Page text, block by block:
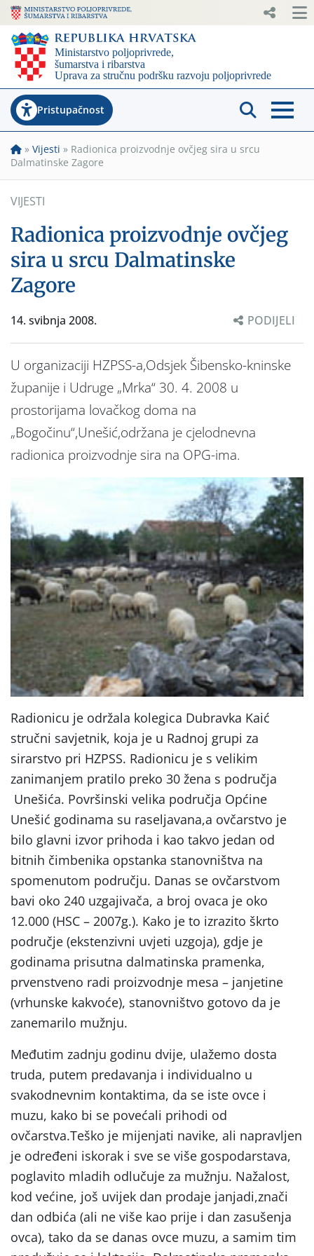
Pristupačnost
» Vijesti » Radionica proizvodnje ovčjeg sira u srcu
Dalmatinske Zagore
VIJESTI
Radionica proizvodnje ovčjeg
sira u srcu Dalmatinske
Zagore
14. svibnja 2008. PODIJELI
U organizaciji HZPSS-a,Odsjek Šibensko-kninske
županije i Udruge „Mrka“ 30. 4. 2008 u
prostorijama lovačkog doma na
„Bogočinu“,Unešić,održana je cjelodnevna
radionica proizvodnje sira na OPG-ima.
Radionicu je održala kolegica Dubravka Kaić
stručni savjetnik, koja je u Radnoj grupi za
sirarstvo pri HZPSS. Radionicu je s velikim
zanimanjem pratilo preko 30 žena s područja
Unešića. Površinski velika područja Općine
Unešić godinama su raseljavana,a ovčarstvo je
bilo glavni izvor prihoda i kao takvo jedan od
bitnih čimbenika opstanka stanovništva na
spomenutom području. Danas se ovčarstvom
bavi oko 240 uzgajivača, a broj ovaca je oko
12.000 (HSC – 2007g.). Kako je to izrazito škrto
područje (ekstenzivni uvjeti uzgoja), gdje je
godinama prisutna dalmatinska pramenka,
prvenstveno radi proizvodnje mesa – janjetine
(vrhunske kakvoće), stanovništvo gotovo da je
zanemarilo mužnju.
Međutim zadnju godinu dvije, ulažemo dosta
truda, putem predavanja i individualno u
svakodnevnim kontaktima, da se iste ovce i
muzu, kako bi se povećali prihodi od
ovčarstva.Teško je mijenjati navike, ali napravljen
je određeni iskorak i sve se više gospodarstava,
poglavito mladih odlučuje za mužnju. Nažalost,
kod većine, još uvijek dan prodaje janjadi,znači
dan odbića (ali ne više kao prije i dan zasušenja
ovca), tako da se danas ovce muzu, a samim tim